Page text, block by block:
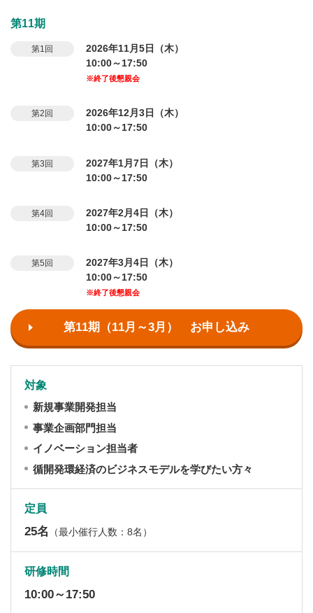
第11期
第1回
2026年11月5日（木）
10:00～17:50
※終了後懇親会
第2回
2026年12月3日（木）
10:00～17:50
第3回
2027年1月7日（木）
10:00～17:50
第4回
2027年2月4日（木）
10:00～17:50
第5回
2027年3月4日（木）
10:00～17:50
※終了後懇親会
第11期（11月～3月） お申し込み
対象
新規事業開発担当
事業企画部門担当
イノベーション担当者
循開発環経済のビジネスモデルを学びたい方々
定員
25名 （最小催行人数：8名）
研修時間
10:00～17:50